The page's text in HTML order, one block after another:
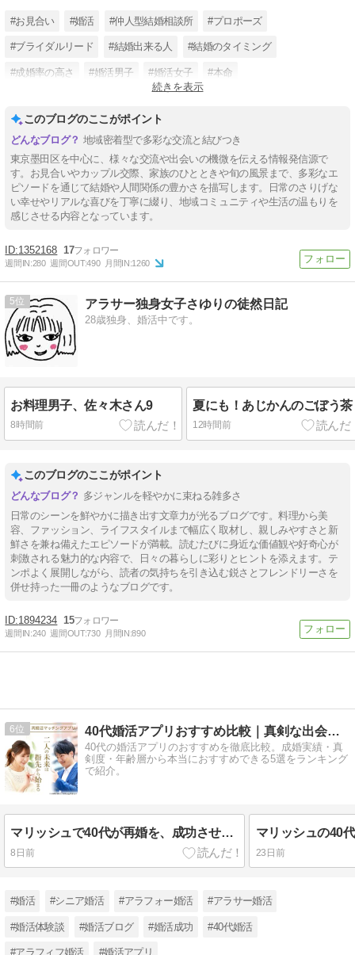
#お見合い #婚活 #仲人型結婚相談所 #プロポーズ
#ブライダルリード #結婚出来る人 #結婚のタイミング
#成婚率の高さ #婚活男子 #婚活女子 #本命
続きを表示
このブログのここがポイント
地域密着型で多彩な交流と結びつき
東京墨田区を中心に、様々な交流や出会いの機微を伝える情報発信源で
す。お見合いやカップル交際、家族のひとときや旬の風景まで、多彩なエ
ピソードを通じて結婚や人間関係の豊かさを描写します。日常のさりげな
い幸せやリアルな喜びを丁寧に綴り、地域コミュニティや生活の温もりを
感じさせる内容となっています。
1352168 17
週間IN:280 週間OUT:490 月間IN:1260
5 アラサー独身女子さゆりの徒然日記
28歳独身、婚活中です。
お料理男子、佐々木さん9
8時間前
夏にも！あじかんのごぼう茶
12時間前
このブログのここがポイント
多ジャンルを軽やかに束ねる雑多さ
日常のシーンを鮮やかに描き出す文章力が光るブログです。料理から美
容、ファッション、ライフスタイルまで幅広く取材し、親しみやすさと新
鮮さを兼ね備えたエピソードが満載。読むたびに身近な価値観や好奇心が
刺激される魅力的な内容で、日々の暮らしに彩りとヒントを添えます。テ
ンポよく展開しながら、読者の気持ちを引き込む鋭さとフレンドリーさを
併せ持った一冊のようなブログです。
1894234 15
週間IN:240 週間OUT:730 月間IN:890
6 40代婚活アプリおすすめ比較｜真剣な出会いを見付ける！
40代の婚活アプリのおすすめを徹底比較。成婚実績・真
剣度・年齢層から本当におすすめできる5選をランキング
で紹介。
マリッシュで40代が再婚を、成功させるポイントを解説！
8日前 23日前
#婚活 #シニア婚活 #アラフォー婚活 #アラサー婚活
#婚活体験談 #婚活ブログ #婚活成功 #40代婚活
#アラフィフ婚活 #婚活アプリ